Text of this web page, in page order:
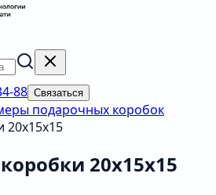
88 Связаться
подарочных коробок
20х15х15